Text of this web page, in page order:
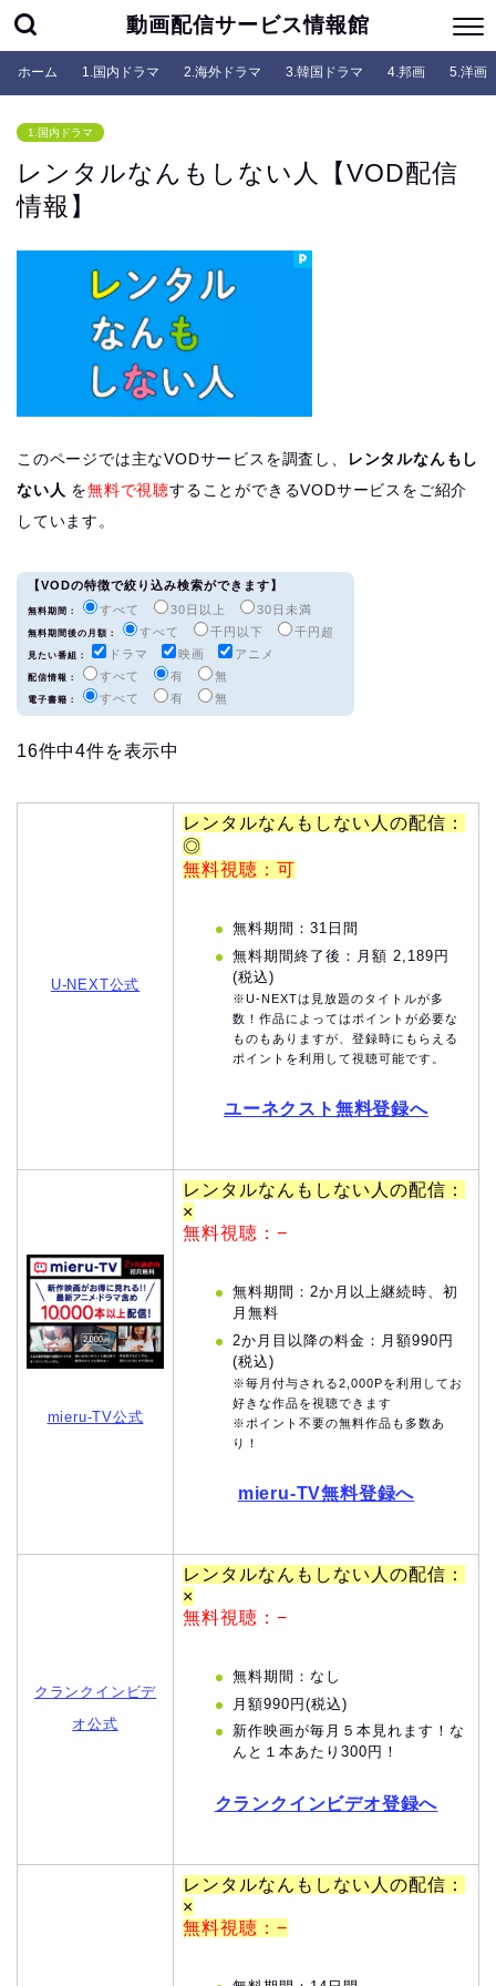
動画配信サービス情報館
ホーム 1.国内ドラマ 2.海外ドラマ 3.韓国ドラマ 4.邦画 5.洋画
1.国内ドラマ
レンタルなんもしない人【VOD配信
情報】
このページでは主なVODサービスを調査し、
レンタルなんもし
ない人 を無料で視聴することができるVODサービスをご紹介
しています。
【VODの特徴で絞り込み検索ができます】
無料期間： すべて 30日以上 30日未満
無料期間後の月額： すべて 千円以下 千円超
見たい番組： ドラマ 映画 アニメ
配信情報： すべて 有 無
電子書籍： すべて 有 無
16件中4件を表示中
U-NEXT公式
レンタルなんもしない人の配信：
◎
無料視聴：可
無料期間：31日間
無料期間終了後：月額 2,189円
(税込)
※U-NEXTは見放題のタイトルが多
数！作品によってはポイントが必要な
ものもありますが、登録時にもらえる
ポイントを利用して視聴可能です。
ユーネクスト無料登録へ
mieru-TV公式
レンタルなんもしない人の配信：
×
無料視聴：−
無料期間：2か月以上継続時、初
月無料
2か月目以降の料金：月額990円
(税込)
※毎月付与される2,000Pを利用してお
好きな作品を視聴できます
※ポイント不要の無料作品も多数あ
り！
mieru-TV無料登録へ
クランクインビデ
オ公式
レンタルなんもしない人の配信：
×
無料視聴：−
無料期間：なし
月額990円(税込)
新作映画が毎月５本見れます！な
んと１本あたり300円！
クランクインビデオ登録へ
レンタルなんもしない人の配信：
×
無料視聴：−